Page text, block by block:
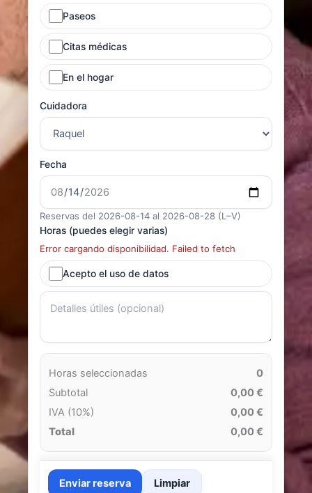
Paseos
Citas médicas
En el hogar
Cuidadora
Fecha
Reservas del 2026-08-14 al 2026-08-28 (L–V)
Horas (puedes elegir varias)
Error cargando disponibilidad. Failed to fetch
Acepto el uso de datos
Horas seleccionadas
0
Subtotal
0,00 €
IVA (10%)
0,00 €
Total
0,00 €
Enviar reserva Limpiar